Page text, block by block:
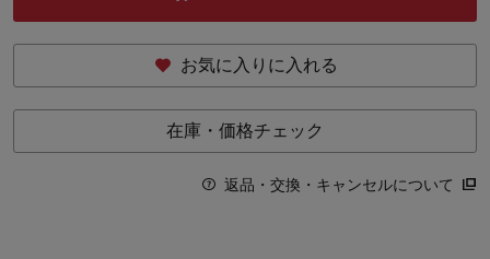
お気に入りに入れる
在庫・価格チェック
返品・交換・キャンセルについて